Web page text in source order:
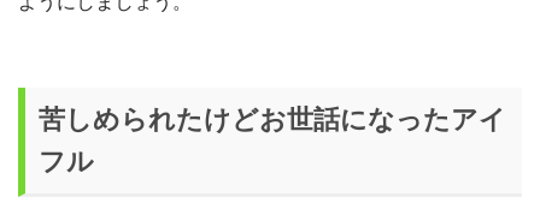
苦しめられたけどお世話になったアイ
フル